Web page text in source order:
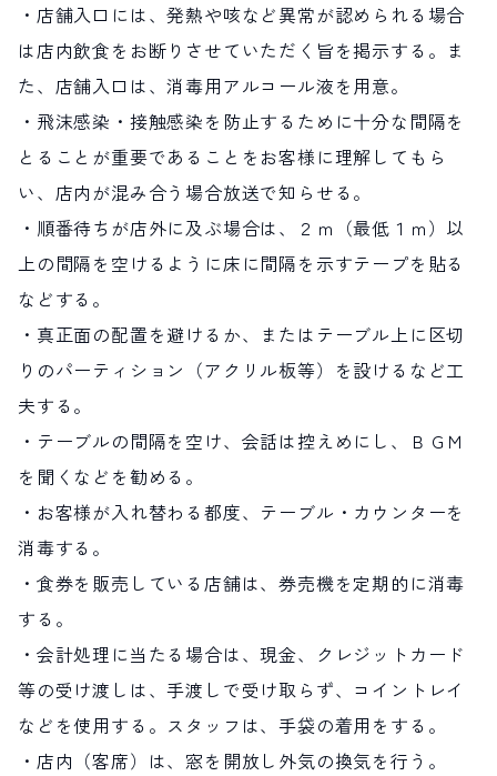
・店舗入口には、発熱や咳など異常が認められる場合
は店内飲食をお断りさせていただく旨を掲示する。ま
た、店舗入口は、消毒用アルコール液を用意。
・飛沫感染・接触感染を防止するために十分な間隔を
とることが重要であることをお客様に理解してもら
い、店内が混み合う場合放送で知らせる。
・順番待ちが店外に及ぶ場合は、２ｍ（最低１ｍ）以
上の間隔を空けるように床に間隔を示すテープを貼る
などする。
・真正面の配置を避けるか、またはテーブル上に区切
りのパーティション（アクリル板等）を設けるなど工
夫する。
・テーブルの間隔を空け、会話は控えめにし、ＢＧＭ
を聞くなどを勧める。
・お客様が入れ替わる都度、テーブル・カウンターを
消毒する。
・食券を販売している店舗は、券売機を定期的に消毒
する。
・会計処理に当たる場合は、現金、クレジットカード
等の受け渡しは、手渡しで受け取らず、コイントレイ
などを使用する。スタッフは、手袋の着用をする。
・店内（客席）は、窓を開放し外気の換気を行う。